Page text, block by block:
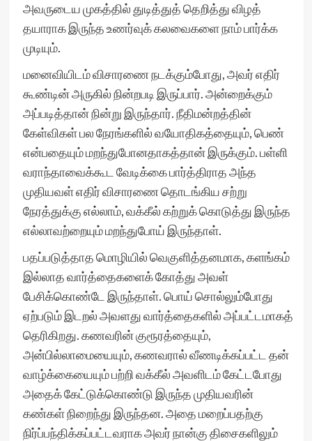
அவருடைய முகத்தில் துடித்துத் தெறித்து விழத்
தயாராக இருந்த உணர்வுக் கலவைகளை நாம் பார்க்க
முடியும்.
மனைவியிடம் விசாரணை நடக்கும்போது, அவர் எதிர்
கூண்டின் அருகில் நின்றபடி இருப்பார். அன்றைக்கும்
அப்படித்தான் நின்று இருந்தார். நீதிமன்றத்தின்
கேள்விகள் பல நேரங்களில் வயோதிகத்தையும், பெண்
என்பதையும் மறந்துபோனதாகத்தான் இருக்கும். பள்ளி
வராந்தாவைக்கூட வேடிக்கை பார்த்திராத அந்த
முதியவள் எதிர் விசாரணை தொடங்கிய சற்று
நேரத்துக்கு எல்லாம், வக்கீல் கற்றுக் கொடுத்து இருந்த
எல்லாவற்றையும் மறந்துபோய் இருந்தாள்.
பதப்படுத்தாத மொழியில் வெகுளித்தனமாக, களங்கம்
இல்லாத வார்த்தைகளைக் கோத்து அவள்
பேசிக்கொண்டே இருந்தாள். பொய் சொல்லும்போது
ஏற்படும் இடறல் அவளது வார்த்தைகளில் அப்பட்டமாகத்
தெரிகிறது. கணவரின் குரூரத்தையும்,
அன்பில்லாமையையும், கணவரால் வீணடிக்கப்பட்ட தன்
வாழ்க்கையையும் பற்றி வக்கீல் அவளிடம் கேட்டபோது
அதைக் கேட்டுக்கொண்டு இருந்த முதியவரின்
கண்கள் நிறைந்து இருந்தன. அதை மறைப்பதற்கு
நிர்ப்பந்திக்கப்பட்டவராக அவர் நான்கு திசைகளிலும்